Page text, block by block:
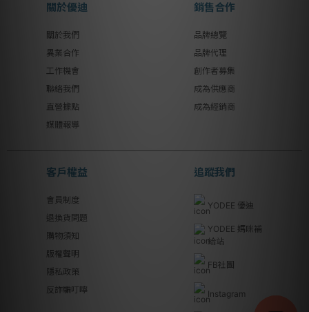
關於優迪
關於我們
異業合作
工作機會
聯絡我們
直營據點
媒體報導
銷售合作
品牌總覽
品牌代理
創作者募集
成為供應商
成為經銷商
客戶權益
會員制度
退換貨問題
購物須知
版權聲明
隱私政策
反詐騙叮嚀
追蹤我們
YODEE 優迪
YODEE 媽咪補
給站
FB社團
Instagram